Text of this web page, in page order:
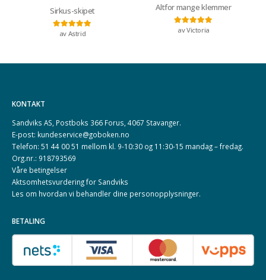
Sirkus-skipet
Vurdert5
av Astrid
Altfor mange klemmer
Vurdert5av 5
av Victoria
KONTAKT
Sandviks AS, Postboks 366 Forus, 4067 Stavanger.
E-post: kundeservice@goboken.no
Telefon: 51 44 00 51 mellom kl. 9-10:30 og 11:30-15 mandag – fredag.
Org.nr.: 918793569
Våre betingelser
Aktsomhetsvurdering for Sandviks
Les om hvordan vi behandler dine personopplysninger.
BETALING